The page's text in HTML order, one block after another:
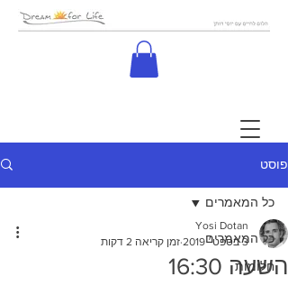
פוסט
כל המאמרים
חלומות
כל המאמרים
השעה 16:30
Yosi Dotan
3 בספט׳ 2019
זמן קריאה 2 דקות